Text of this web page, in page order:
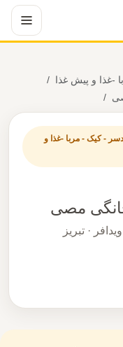
غذا و پیش غذا
- کیک - مربا -غذا و
مصی
· تبریز